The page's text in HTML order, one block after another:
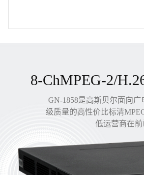
8-ChMPEG-2/
GN-1858是高斯贝尔面向
级质量的高性价比标清
低运营商在